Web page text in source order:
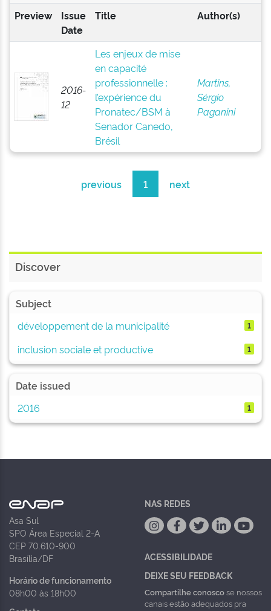
Preview
Issue
Date
Title Author(s)
2016-
12
Les enjeux de mise
en capacité
professionnelle :
l’expérience du
Pronatec/BSM à
Senador Canedo,
Brésil
Martins,
Sérgio
Paganini
previous 1 next
Discover
Subject
développement de la municipalité
1
inclusion sociale et productive 1
Date issued
2016
1
Asa Sul
SPO Área Especial 2-A
CEP 70.610-900
Brasília/DF
Horário de funcionamento
08h00 às 18h00
NAS REDES
ACESSIBILIDADE
DEIXE SEU FEEDBACK
Compartilhe conoscose nossos
canais estão adequados pra